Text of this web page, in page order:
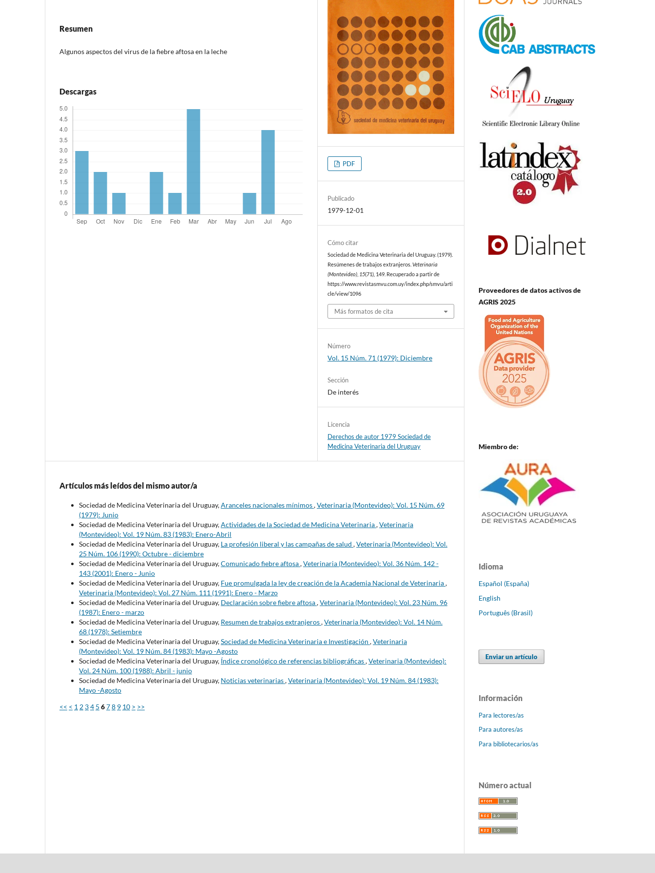
Resumen
Algunos aspectos del virus de la fiebre aftosa en la leche
Descargas
PDF
Publicado
1979-12-01
Cómo citar
Sociedad de Medicina Veterinaria del Uruguay. (1979).
Resúmenes de trabajos extranjeros.Veterinaria
(Montevideo) 15(71), 149. Recuperado a partir de
https://www.revistasmvu.com.uy/index.php/smvu/arti
cle/view/1096
Más formatos de cita
Número
Vol. 15 Núm. 71 (1979): Diciembre
Sección
De interés
Licencia
Derechos de autor 1979 Sociedad de
Medicina Veterinaria del Uruguay
Artículos más leídos del mismo autor/a
Sociedad de Medicina Veterinaria del Uruguay,Aranceles nacionales mínimos,Veterinaria (Montevideo): Vol. 15 Núm. 69
(1979): Junio
Sociedad de Medicina Veterinaria del Uruguay,Actividades de la Sociedad de Medicina Veterinaria,Veterinaria
(Montevideo): Vol. 19 Núm. 83 (1983): Enero-Abril
Sociedad de Medicina Veterinaria del Uruguay, La profesión liberal y las campañas de salud ,Veterinaria (Montevideo): Vol.
25 Núm. 106 (1990): Octubre - diciembre
Sociedad de Medicina Veterinaria del Uruguay,Comunicado fiebre aftosa,Veterinaria (Montevideo): Vol. 36 Núm. 142 -
143 (2001): Enero - Junio
Sociedad de Medicina Veterinaria del Uruguay, Fue promulgada la ley de creación de la Academia Nacional de Veterinaria,
Veterinaria (Montevideo): Vol. 27 Núm. 111 (1991): Enero - Marzo
Sociedad de Medicina Veterinaria del Uruguay, Declaración sobre fiebre aftosa,Veterinaria (Montevideo): Vol. 23 Núm. 96
(1987): Enero - marzo
Sociedad de Medicina Veterinaria del Uruguay, Resumen de trabajos extranjeros,Veterinaria (Montevideo): Vol. 14 Núm.
68 (1978): Setiembre
Sociedad de Medicina Veterinaria del Uruguay,Sociedad de Medicina Veterinaria e Investigación ,Veterinaria
(Montevideo): Vol. 19 Núm. 84 (1983): Mayo -Agosto
Sociedad de Medicina Veterinaria del Uruguay, Índice cronológico de referencias bibliográficas,Veterinaria (Montevideo):
Vol. 24 Núm. 100 (1988): Abril - junio
Sociedad de Medicina Veterinaria del Uruguay, Noticias veterinarias,Veterinaria (Montevideo): Vol. 19 Núm. 84 (1983):
Mayo -Agosto
<< < 1 2 34 5 678 9 10 > >>
Proveedores de datos activos de
AGRIS 2025
Miembro de:
Idioma
Español (España)
English
Português (Brasil)
Enviar un artículo
Información
Para lectores/as
Para autores/as
Para bibliotecarios/as
Número actual